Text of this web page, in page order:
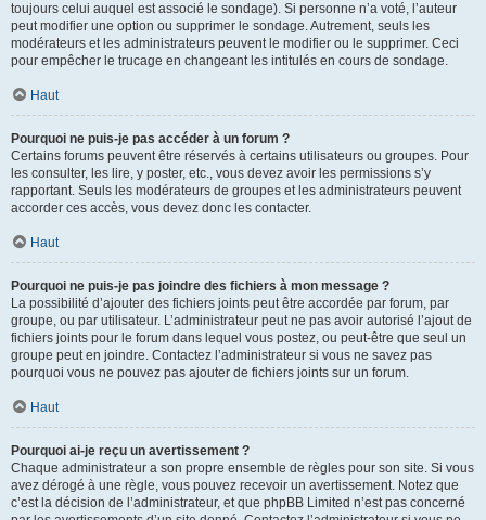
toujours celui auquel est associé le sondage). Si personne n’a voté, l’auteur
peut modifier une option ou supprimer le sondage. Autrement, seuls les
modérateurs et les administrateurs peuvent le modifier ou le supprimer. Ceci
pour empêcher le trucage en changeant les intitulés en cours de sondage.
Haut
Pourquoi ne puis-je pas accéder à un forum ?
Certains forums peuvent être réservés à certains utilisateurs ou groupes. Pour
les consulter, les lire, y poster, etc., vous devez avoir les permissions s’y
rapportant. Seuls les modérateurs de groupes et les administrateurs peuvent
accorder ces accès, vous devez donc les contacter.
Haut
Pourquoi ne puis-je pas joindre des fichiers à mon message ?
La possibilité d’ajouter des fichiers joints peut être accordée par forum, par
groupe, ou par utilisateur. L’administrateur peut ne pas avoir autorisé l’ajout de
fichiers joints pour le forum dans lequel vous postez, ou peut-être que seul un
groupe peut en joindre. Contactez l’administrateur si vous ne savez pas
pourquoi vous ne pouvez pas ajouter de fichiers joints sur un forum.
Haut
Pourquoi ai-je reçu un avertissement ?
Chaque administrateur a son propre ensemble de règles pour son site. Si vous
avez dérogé à une règle, vous pouvez recevoir un avertissement. Notez que
c’est la décision de l’administrateur, et que phpBB Limited n’est pas concerné